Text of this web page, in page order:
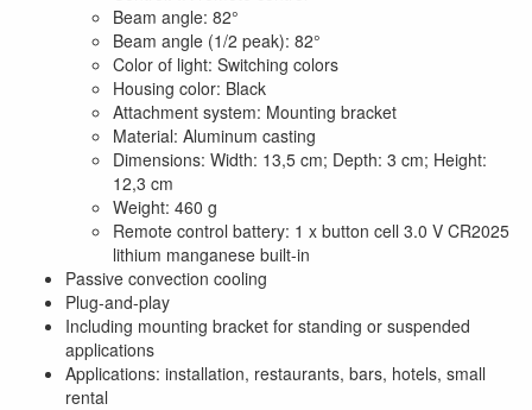
Beam angle: 82°
Beam angle (1/2 peak): 82°
Color of light: Switching colors
Housing color: Black
Attachment system: Mounting bracket
Material: Aluminum casting
Dimensions: Width: 13,5 cm; Depth: 3 cm; Height:
12,3 cm
Weight: 460 g
Remote control battery: 1 x button cell 3.0 V CR2025
lithium manganese built-in
Passive convection cooling
Plug-and-play
Including mounting bracket for standing or suspended
applications
Applications: installation, restaurants, bars, hotels, small
rental